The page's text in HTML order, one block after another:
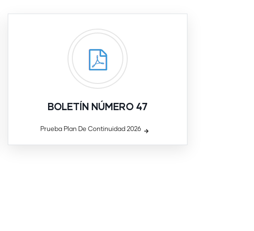
BOLETÍN NÚMERO 47
Prueba Plan De Continuidad 2026